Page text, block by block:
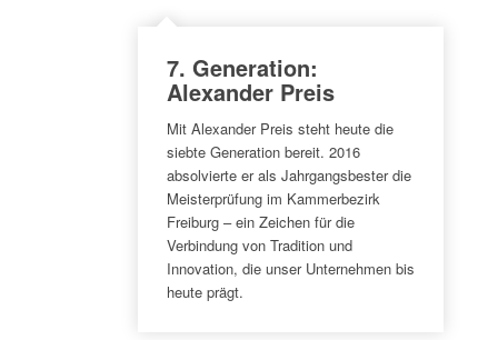
7. Generation:
Alexander Preis
Mit Alexander Preis steht heute die
siebte Generation bereit. 2016
absolvierte er als Jahrgangsbester die
Meisterprüfung im Kammerbezirk
Freiburg – ein Zeichen für die
Verbindung von Tradition und
Innovation, die unser Unternehmen bis
heute prägt.